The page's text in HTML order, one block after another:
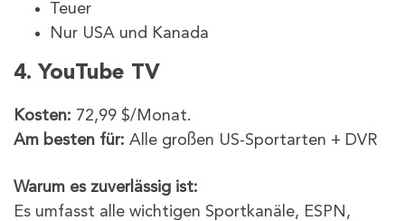
Teuer
Nur USA und Kanada
4. YouTube TV
Kosten: 72,99 $/Monat.
Am besten für: Alle großen US-Sportarten + DVR
Warum es zuverlässig ist:
Es umfasst alle wichtigen Sportkanäle, ESPN,